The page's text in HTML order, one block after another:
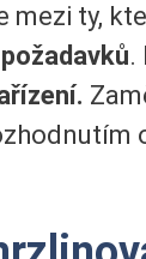
mezi ty,
.